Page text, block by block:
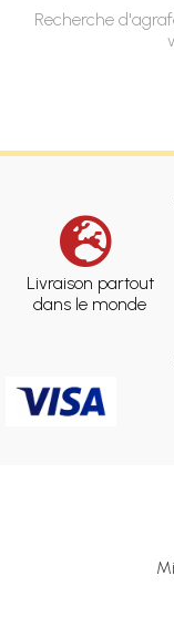
Recherche
Livraison partout
dans le monde